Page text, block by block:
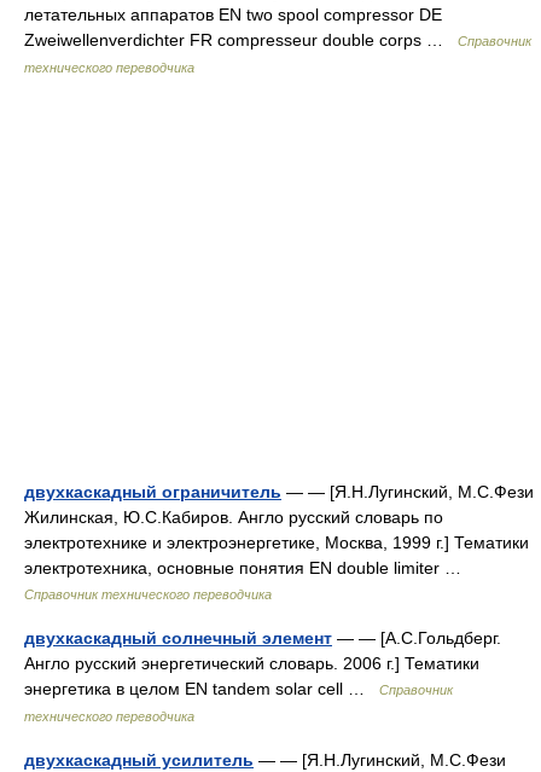
летательных аппаратов EN two spool compressor DE
Zweiwellenverdichter FR compresseur double corps …
Справочник
технического переводчика
двухкаскадный ограничитель — — [Я.Н.Лугинский, М.С.Фези
Жилинская, Ю.С.Кабиров. Англо русский словарь по
электротехнике и электроэнергетике, Москва, 1999 г.] Тематики
электротехника, основные понятия EN double limiter …
Справочник технического переводчика
двухкаскадный солнечный элемент — — [А.С.Гольдберг.
Англо русский энергетический словарь. 2006 г.] Тематики
энергетика в целом EN tandem solar cell …
Справочник
технического переводчика
двухкаскадный усилитель — — [Я.Н.Лугинский, М.С.Фези